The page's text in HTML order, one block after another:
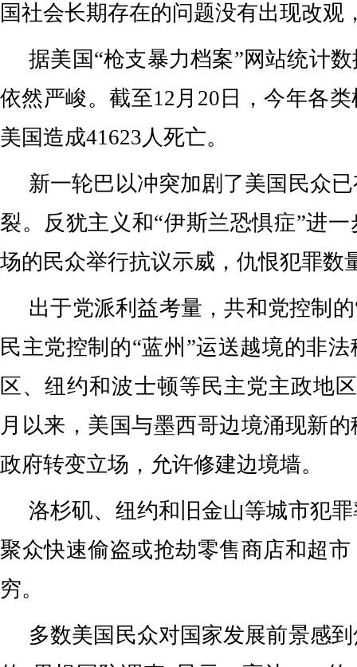
国社会长期存在的问题没有出现改观
据美国“枪支暴力档案”网站统计
依然严峻。截至12月20日，今年各
美国造成41623人死亡。
新一轮巴以冲突加剧了美国民众
裂。反犹主义和“伊斯兰恐惧症”进
场的民众举行抗议示威，仇恨犯罪数
出于党派利益考量，共和党控制
民主党控制的“蓝州”运送越境的非
区、纽约和波士顿等民主党主政地
月以来，美国与墨西哥边境涌现新
政府转变立场，允许修建边境墙。
洛杉矶、纽约和旧金山等城市犯
聚众快速偷盗或抢劫零售商店和超
穷。
多数美国民众对国家发展前景感